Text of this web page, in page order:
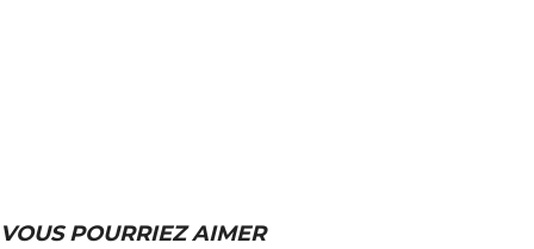
VOUS POURRIEZ AIMER